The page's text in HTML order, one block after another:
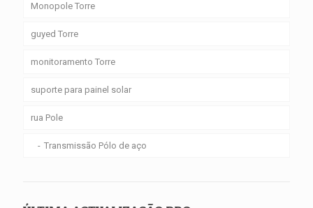
Monopole Torre
guyed Torre
monitoramento Torre
suporte para painel solar
rua Pole
Transmissão Pólo de aço